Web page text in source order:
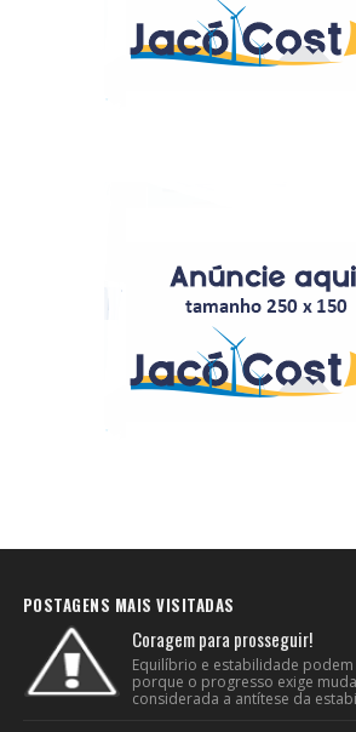
POSTAGENS MAIS VISITADAS
Coragem para prosseguir!
Equilíbrio e estabilidade
porque o progresso exige
considerada a antítese da